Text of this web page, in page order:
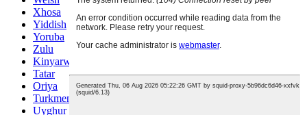
Xhosa
Yiddish
Yoruba
Zulu
Kinyarwanda
Tatar
Oriya
Turkmen
Uyghur